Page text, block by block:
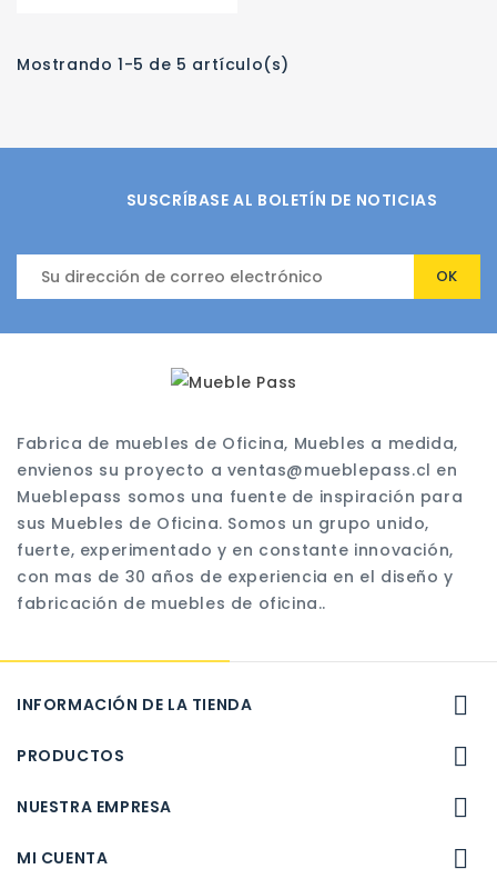
Mostrando 1-5 de 5 artículo(s)
SUSCRÍBASE AL BOLETÍN DE NOTICIAS
Fabrica de muebles de Oficina, Muebles a medida,
envienos su proyecto a ventas@mueblepass.cl en
Mueblepass somos una fuente de inspiración para
sus Muebles de Oficina. Somos un grupo unido,
fuerte, experimentado y en constante innovación,
con mas de 30 años de experiencia en el diseño y
fabricación de muebles de oficina..
INFORMACIÓN DE LA TIENDA 
PRODUCTOS 
NUESTRA EMPRESA 
MI CUENTA 